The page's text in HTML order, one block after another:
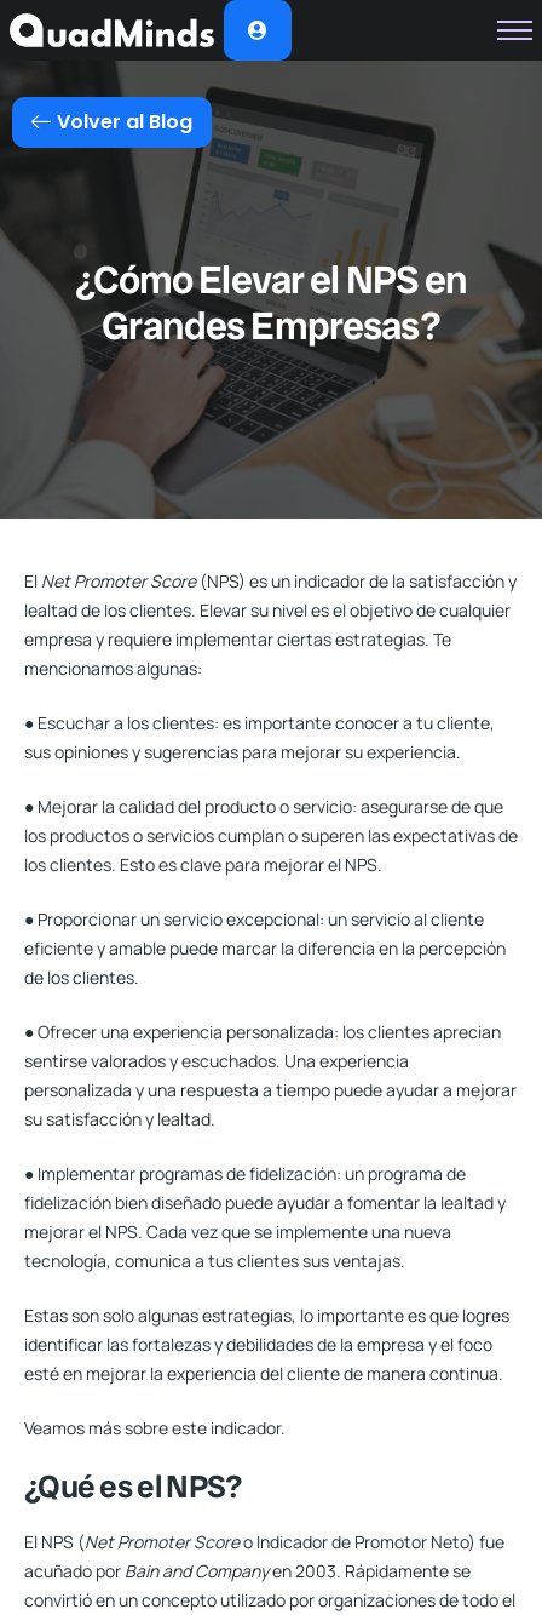
Soluciones
Módulos
Casos de Éxito
Nosotros
Volver al Blog
¿Cómo Elevar el NPS en
Grandes Empresas?
El Net Promoter Score(NPS) es un indicador de la satisfacción y
lealtad de los clientes. Elevar su nivel es el objetivo de cualquier
empresa y requiere implementar ciertas estrategias. Te
mencionamos algunas:
● Escuchar a los clientes: es importante conocer a tu cliente,
sus opiniones y sugerencias para mejorar su experiencia.
● Mejorar la calidad del producto o servicio: asegurarse de que
los productos o servicios cumplan o superen las expectativas de
los clientes. Esto es clave para mejorar el NPS.
● Proporcionar un servicio excepcional: un servicio al cliente
eficiente y amable puede marcar la diferencia en la percepción
de los clientes.
● Ofrecer una experiencia personalizada: los clientes aprecian
sentirse valorados y escuchados. Una experiencia
personalizada y una respuesta a tiempo puede ayudar a mejorar
su satisfacción y lealtad.
● Implementar programas de fidelización: un programa de
fidelización bien diseñado puede ayudar a fomentar la lealtad y
mejorar el NPS. Cada vez que se implemente una nueva
tecnología, comunica a tus clientes sus ventajas.
Estas son solo algunas estrategias, lo importante es que logres
identificar las fortalezas y debilidades de la empresa y el foco
esté en mejorar la experiencia del cliente de manera continua.
Veamos más sobre este indicador.
¿Qué es el NPS?
El NPS (Net Promoter Scoreo Indicador de Promotor Neto) fue
acuñado por Bain and Companyen 2003. Rápidamente se
convirtió en un concepto utilizado por organizaciones de todo el